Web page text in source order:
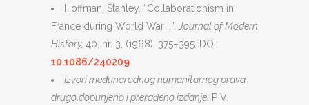
Hoffman, Stanley. “Collaborationism in
France during World War II”.
Journal of Modern
History, 40, nr. 3, (1968), 375–395. DOI:
10.1086/240209
Izvori međunarodnog humanitarnog prava:
drugo dopunjeno i prerađeno izdanje P V.